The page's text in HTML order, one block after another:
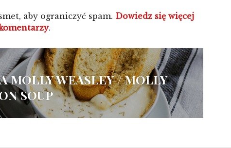
aby ograniczyć spam. Dowiedz się więcej
.
MOLLY WEASLEY / MOLLY
SOUP